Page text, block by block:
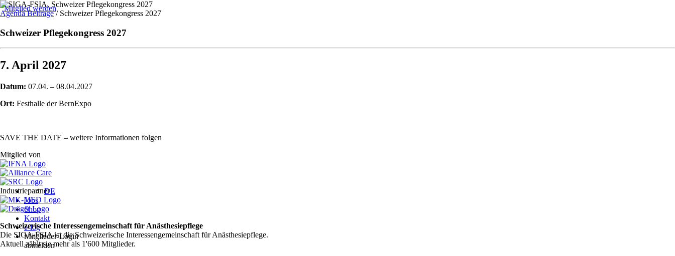
Mitglied werden
DE
Jobs
Shop
Kontakt
e-log
Mitglieder-Login
abmelden
Agenda Beitrage/ Schweizer Pflegekongress 2027
Schweizer Pflegekongress 2027
7. April 2027
Datum: 07.04. – 08.04.2027
Ort: Festhalle der BernExpo
SAVE THE DATE – weitere Informationen folgen
Mitglied von
Industriepartner
Schweizerische Interessengemeinschaft für Anästhesiepflege
Die SIGA-FSIA ist die Schweizerische Interessengemeinschaft für Anästhesiepflege.
Aktuell zählt sie mehr als 1'600 Mitglieder.